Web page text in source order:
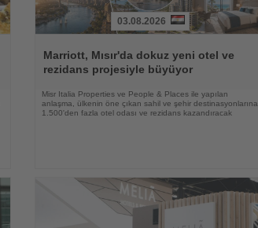
Oku
03.08.2026
Marriott, Mısır'da dokuz yeni otel ve
rezidans projesiyle büyüyor
Misr Italia Properties ve People & Places ile yapılan
anlaşma, ülkenin öne çıkan sahil ve şehir destinasyonlarına
1.500'den fazla otel odası ve rezidans kazandıracak